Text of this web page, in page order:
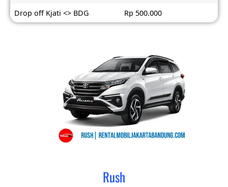
Drop off Kjati <> BDG
Rp 500.000
Rush